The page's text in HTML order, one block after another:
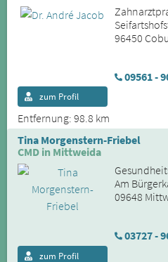
96450
09561 -
Entfernung: 98.8 km
zum Profil
Tina Morgenstern-Friebel
CMD in Mittweida
Am
09648
03727 -
zum Profil